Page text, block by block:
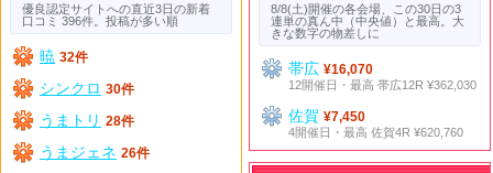
優良認定サイトへの直近3日の新着
口コミ 396件。投稿が多い順
暁 32件
シンクロ 30件
うまトリ 28件
うまジェネ 26件
8/8(土)開催の各会場、この30日の3
連単の真ん中（中央値）と最高。大
きな数字の物差しに
帯広¥16,070
12開催日・最高 帯広12R ¥362,030
佐賀¥7,450
4開催日・最高 佐賀4R ¥620,760